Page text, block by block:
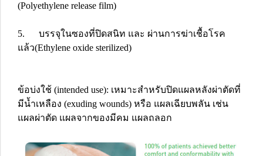
(Polyethylene release film)
5. บรรจุในซองที่ปิดสนิท และ ผ่านการฆ่าเชื้อโรค
แล้ว(Ethylene oxide sterilized)
ข้อบ่งใช้ (intended use): เหมาะสำหรับปิดแผลหลังผ่าตัดที่
มีน้ำเหลือง (exuding wounds) หรือ แผลเฉียบพลัน เช่น
แผลผ่าตัด แผลจากของมีคม แผลถลอก